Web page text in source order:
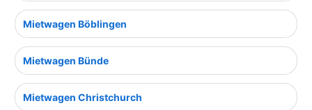
Mietwagen Böblingen
Mietwagen Bünde
Mietwagen Christchurch